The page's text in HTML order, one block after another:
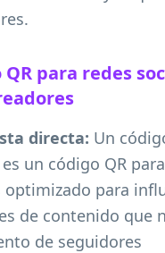
QR para redes
directa: Un
un código QR
optimizado para
de contenido que
de seguidores